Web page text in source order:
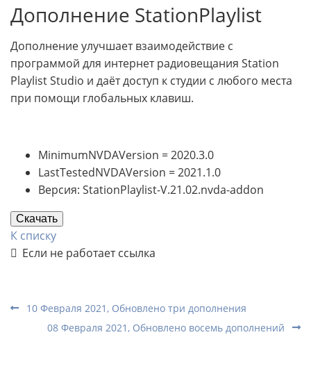
Дополнение StationPlaylist
Дополнение улучшает взаимодействие с
программой для интернет радиовещания Station
Playlist Studio и даёт доступ к студии с любого места
при помощи глобальных клавиш.
MinimumNVDAVersion = 2020.3.0
LastTestedNVDAVersion = 2021.1.0
Версия: StationPlaylist-V.21.02.nvda-addon
Скачать
К списку
Если не работает ссылка
10 Февраля 2021, Обновлено три дополнения
08 Февраля 2021, Обновлено восемь дополнений